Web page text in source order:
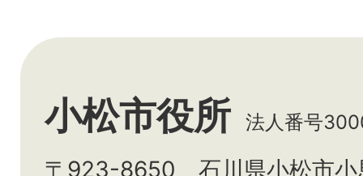
小松市役所 法人番号
〒923-8650 石川県小松市小